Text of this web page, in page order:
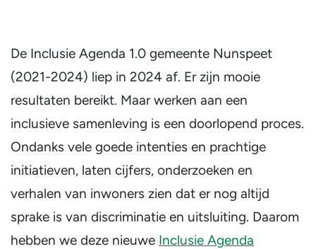
De Inclusie Agenda 1.0 gemeente Nunspeet
(2021-2024) liep in 2024 af. Er zijn mooie
resultaten bereikt. Maar werken aan een
inclusieve samenleving is een doorlopend proces.
Ondanks vele goede intenties en prachtige
initiatieven, laten cijfers, onderzoeken en
verhalen van inwoners zien dat er nog altijd
sprake is van discriminatie en uitsluiting. Daarom
hebben we deze nieuwe Inclusie Agenda